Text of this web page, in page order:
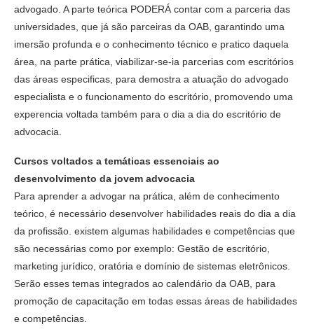
advogado. A parte teórica PODERÁ contar com a parceria das
universidades, que já são parceiras da OAB, garantindo uma
imersão profunda e o conhecimento técnico e pratico daquela
área, na parte prática, viabilizar-se-ia parcerias com escritórios
das áreas especificas, para demostra a atuação do advogado
especialista e o funcionamento do escritório, promovendo uma
experencia voltada também para o dia a dia do escritório de
advocacia.
Cursos voltados a temáticas essenciais ao
desenvolvimento da jovem advocacia
Para aprender a advogar na prática, além de conhecimento
teórico, é necessário desenvolver habilidades reais do dia a dia
da profissão. existem algumas habilidades e competências que
são necessárias como por exemplo: Gestão de escritório,
marketing jurídico, oratória e domínio de sistemas eletrônicos.
Serão esses temas integrados ao calendário da OAB, para
promoção de capacitação em todas essas áreas de habilidades
e competências.